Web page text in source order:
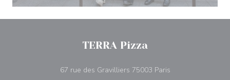
TERRA Pizza
67 rue des Gravilliers 75003 Paris((在新窗口中打开))